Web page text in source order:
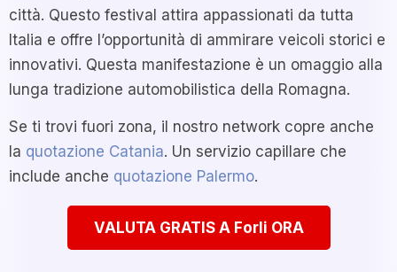
città. Questo festival attira appassionati da tutta
Italia e offre l’opportunità di ammirare veicoli storici e
innovativi. Questa manifestazione è un omaggio alla
lunga tradizione automobilistica della Romagna.
Se ti trovi fuori zona, il nostro network copre anche
la quotazione Catania. Un servizio capillare che
include anche quotazione Palermo.
VALUTA GRATIS A Forli ORA